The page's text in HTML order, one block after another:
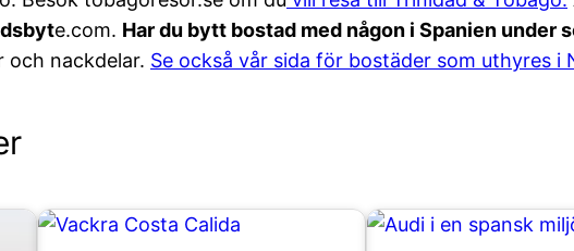
e.com. Har du bytt bostad med någon i Spanien under
och nackdelar. Se också vår sida för bostäder som uthyres i